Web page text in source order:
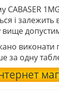
CABASER
і
за одну